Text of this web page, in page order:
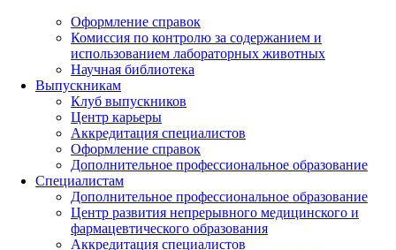
Оформление справок
Комиссия по контролю за содержанием и
использованием лабораторных животных
Научная библиотека
Выпускникам
Клуб выпускников
Центр карьеры
Аккредитация специалистов
Оформление справок
Дополнительное профессиональное образование
Специалистам
Дополнительное профессиональное образование
Центр развития непрерывного медицинского и
фармацевтического образования
Аккредитация специалистов